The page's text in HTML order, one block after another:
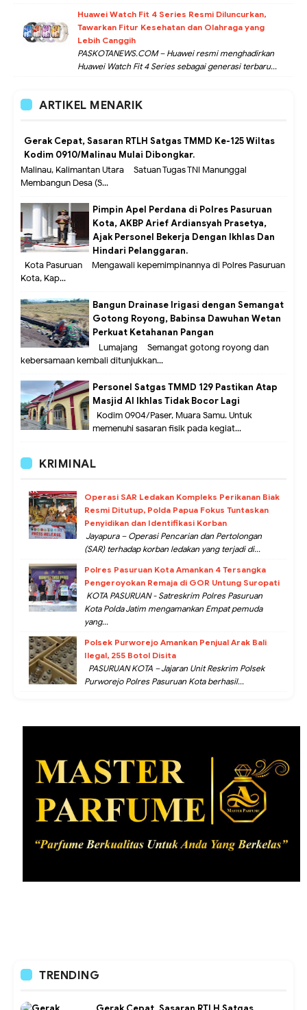
Huawei Watch Fit 4 Series Resmi Diluncurkan,
Tawarkan Fitur Kesehatan dan Olahraga yang
Lebih Canggih
PASKOTANEWS.COM – Huawei resmi menghadirkan
Huawei Watch Fit 4 Series sebagai generasi terbaru...
ARTIKEL MENARIK
Gerak Cepat, Sasaran RTLH Satgas TMMD Ke-125 Wiltas
Kodim 0910/Malinau Mulai Dibongkar.
Malinau, Kalimantan Utara – Satuan Tugas TNI Manunggal
Membangun Desa (S...
Pimpin Apel Perdana di Polres Pasuruan
Kota, AKBP Arief Ardiansyah Prasetya,
Ajak Personel Bekerja Dengan Ikhlas Dan
Hindari Pelanggaran.
Kota Pasuruan – Mengawali kepemimpinannya di Polres Pasuruan
Kota, Kap...
Bangun Drainase Irigasi dengan Semangat
Gotong Royong, Babinsa Dawuhan Wetan
Perkuat Ketahanan Pangan
Lumajang – Semangat gotong royong dan
kebersamaan kembali ditunjukkan...
Personel Satgas TMMD 129 Pastikan Atap
Masjid Al Ikhlas Tidak Bocor Lagi
Kodim 0904/Paser, Muara Samu. Untuk
memenuhi sasaran fisik pada kegiat...
KRIMINAL
Operasi SAR Ledakan Kompleks Perikanan Biak
Resmi Ditutup, Polda Papua Fokus Tuntaskan
Penyidikan dan Identifikasi Korban
Jayapura – Operasi Pencarian dan Pertolongan
(SAR) terhadap korban ledakan yang terjadi di...
Polres Pasuruan Kota Amankan 4 Tersangka
Pengeroyokan Remaja di GOR Untung Suropati
KOTA PASURUAN - Satreskrim Polres Pasuruan
Kota Polda Jatim mengamankan Empat pemuda
yang...
Polsek Purworejo Amankan Penjual Arak Bali
Ilegal, 255 Botol Disita
PASURUAN KOTA – Jajaran Unit Reskrim Polsek
Purworejo Polres Pasuruan Kota berhasil...
TRENDING